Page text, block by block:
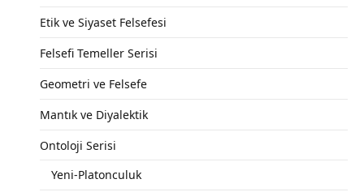
Etik ve Siyaset Felsefesi
Felsefi Temeller Serisi
Geometri ve Felsefe
Mantık ve Diyalektik
Ontoloji Serisi
Yeni-Platonculuk